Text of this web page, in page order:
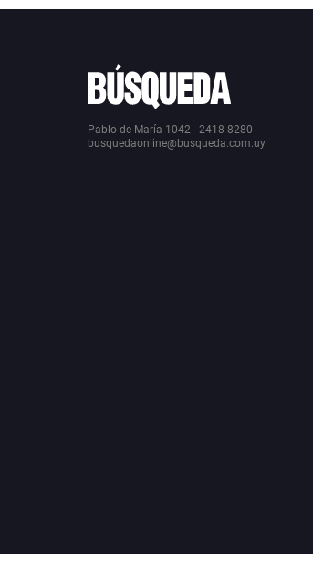
Pablo de María 1042 - 2418 8280
busquedaonline@busqueda.com.uy